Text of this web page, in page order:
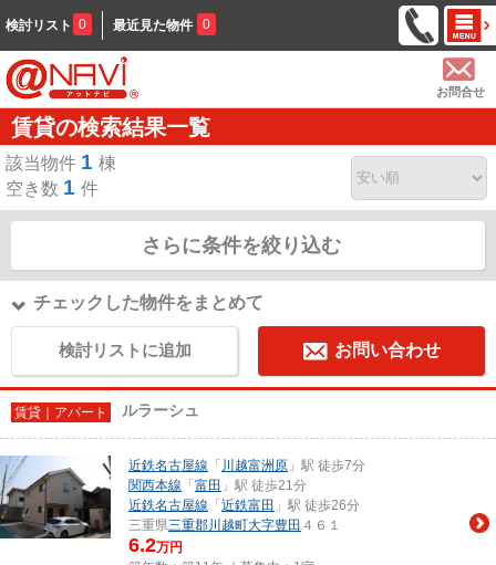
検討リスト 0 最近見た物件 0
お問合せ
賃貸の検索結果一覧
該当物件 1 棟
空き数 1 件
さらに条件を絞り込む
チェックした物件をまとめて
検討リストに追加 お問い合わせ
賃貸｜アパート ルラーシュ
近鉄名古屋線 「 川越富洲原 」駅 徒歩7分
関西本線 「 富田 」駅 徒歩21分
近鉄名古屋線 「 近鉄富田 」駅 徒歩26分
三重県三重郡川越町大字豊田 ４６１
6.2万円